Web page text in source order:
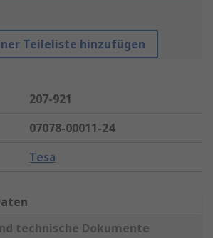
Teileliste hinzufügen
207-921
07078-00011-24
Tesa
technische Dokumente